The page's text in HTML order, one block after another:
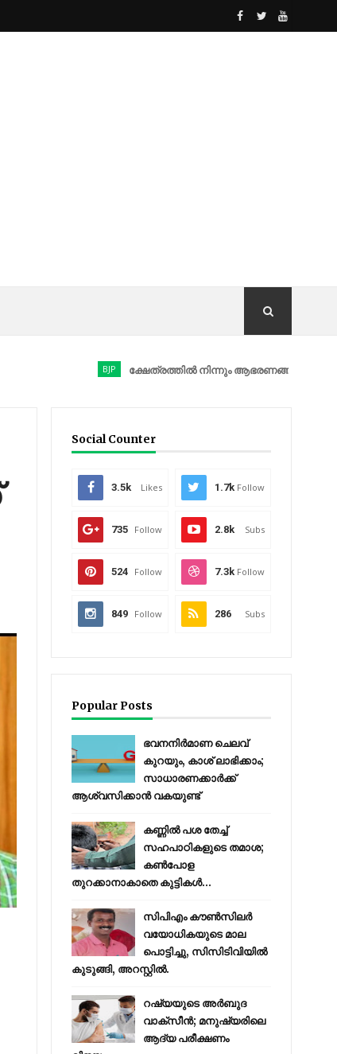
ക്ഷേത്രത്തിൽ നിന്നും ആഭരണങ്ങൾ കവർന്നു;
Social Counter
3.5k Likes 1.7k Follow
735 Follow 2.8k Subs
524 Follow 7.3k Follow
849 Follow 286 Subs
Popular Posts
ഭവനനിർമാണ ചെലവ്
കുറയും, കാശ് ലാഭിക്കാം;
സാധാരണക്കാർക്ക്
ആശ്വസിക്കാൻ വകയുണ്ട്
കണ്ണിൽ പശ തേച്ച്
സഹപാഠികളുടെ തമാശ;
കൺപോള
തുറക്കാനാകാതെ കുട്ടികൾ...
സിപിഎം കൗണ്‍സിലര്‍
വയോധികയുടെ മാല
പൊട്ടിച്ചു, സിസിടിവിയില്‍
കുടുങ്ങി, അറസ്റ്റില്‍.
റഷ്യയുടെ അര്‍ബുദ
വാക്‌സീന്‍; മനുഷ്യരിലെ
ആദ്യ പരീക്ഷണം